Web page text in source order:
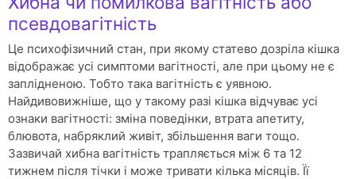
псевдовагітність
Це психофізичний стан, при якому статево дозріла кішка
відображає усі симптоми вагітності, але при цьому не є
заплідненою. Тобто така вагітність є уявною.
Найдивовижніше, що у такому разі кішка відчуває усі
ознаки вагітності: зміна поведінки, втрата апетиту,
блювота, набряклий живіт, збільшення ваги тощо.
Зазвичай хибна вагітність трапляється між 6 та 12
тижнем після тічки і може тривати кілька місяців. Її